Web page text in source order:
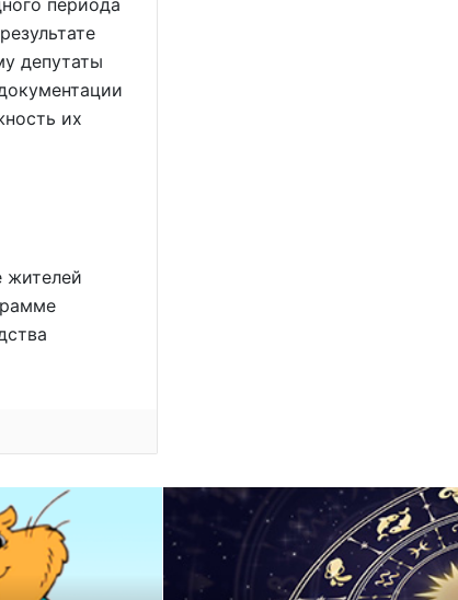
депутаты
их
жителей